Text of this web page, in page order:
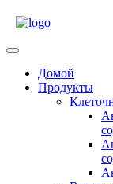
Open
Домой
Продукты